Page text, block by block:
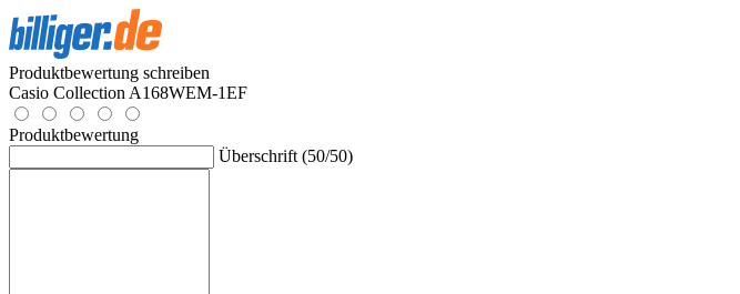
Produktbewertung schreiben
Casio Collection A168WEM-1EF
Produktbewertung
Überschrift (50/50)